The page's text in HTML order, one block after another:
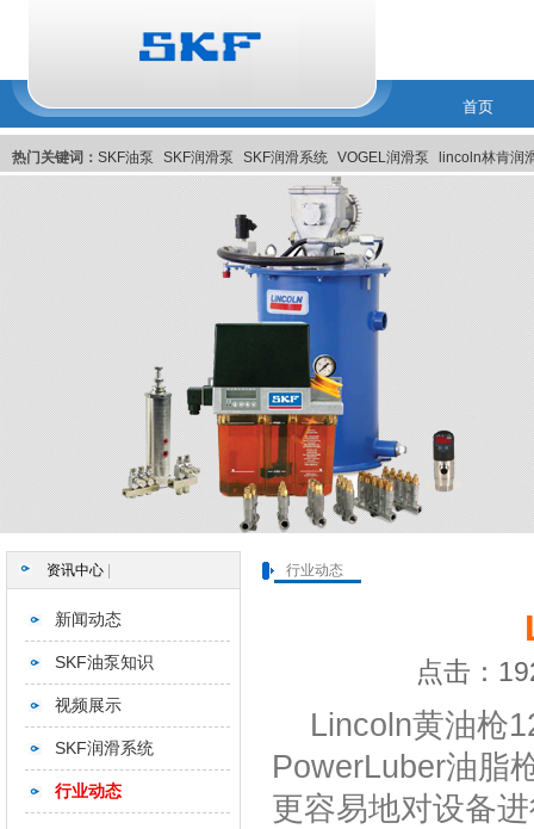
首页
热门关键词： SKF油泵 SKF润滑泵 SKF润滑系统 VOGEL润滑泵 lincoln林肯润
美国Pulsarlube EX自动注油器 比利时MEMOLUB智能润滑系统
资讯中心
新闻动态
SKF油泵知识
视频展示
SKF润滑系统
行业动态
行业动态
点击：
Lincoln黄油枪
PowerLuber油脂
更容易地对设备